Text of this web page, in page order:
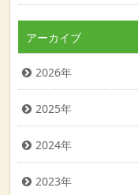
アーカイブ
2026年
2025年
2024年
2023年